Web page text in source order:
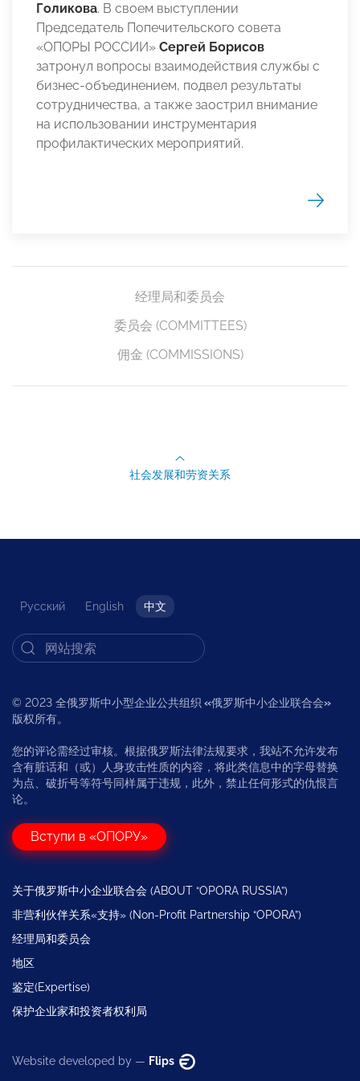
Голикова. В своем выступлении
Председатель Попечительского совета
«ОПОРЫ РОССИИ» Сергей Борисов
затронул вопросы взаимодействия службы с
бизнес-объединением, подвел результаты
сотрудничества, а также заострил внимание
на использовании инструментария
профилактических мероприятий.
经理局和委员会
委员会 (COMMITTEES)
佣金 (COMMISSIONS)
社会发展和劳资关系
Русский English 中文
© 2023 全俄罗斯中小型企业公共组织 «俄罗斯中小企业联合会»
版权所有。
您的评论需经过审核。根据俄罗斯法律法规要求，我站不允许发布
含有脏话和（或）人身攻击性质的内容，将此类信息中的字母替换
为点、破折号等符号同样属于违规，此外，禁止任何形式的仇恨言
论。
Вступи в «ОПОРУ»
关于俄罗斯中小企业联合会 (ABOUT “OPORA RUSSIA”)
非营利伙伴关系«支持» (Non-Profit Partnership “OPORA”)
经理局和委员会
地区
鉴定(Expertise)
保护企业家和投资者权利局
Website developed by — Flips